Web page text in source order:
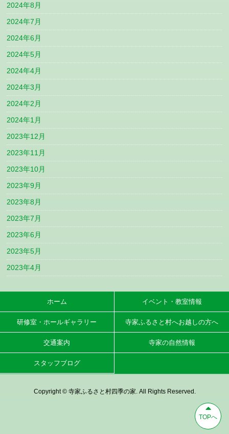
2024年8月
2024年7月
2024年6月
2024年5月
2024年4月
2024年3月
2024年2月
2024年1月
2023年12月
2023年11月
2023年10月
2023年9月
2023年8月
2023年7月
2023年6月
2023年5月
2023年4月
TOPへ
ホーム イベント・教室情報
研修室・ホールギャラリー 寺家ふるさと村へお越しの方へ
交通案内 寺家の自然情報
スタッフブログ
Copyright © 寺家ふるさと村四季の家. All Rights Reserved.